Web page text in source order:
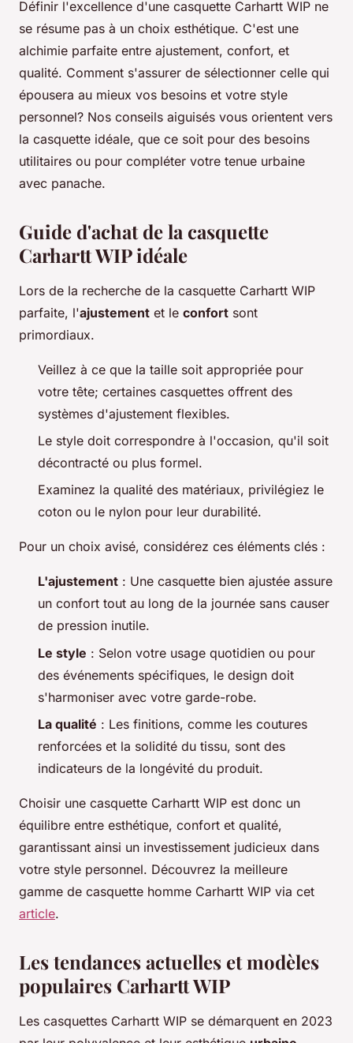
Définir l'excellence d'une casquette Carhartt WIP ne
se résume pas à un choix esthétique. C'est une
alchimie parfaite entre ajustement, confort, et
qualité. Comment s'assurer de sélectionner celle qui
épousera au mieux vos besoins et votre style
personnel? Nos conseils aiguisés vous orientent vers
la casquette idéale, que ce soit pour des besoins
utilitaires ou pour compléter votre tenue urbaine
avec panache.
Guide d'achat de la casquette
Carhartt WIP idéale
Lors de la recherche de la casquette Carhartt WIP
parfaite, l'ajustement et le confort sont
primordiaux.
Veillez à ce que la taille soit appropriée pour
votre tête; certaines casquettes offrent des
systèmes d'ajustement flexibles.
Le style doit correspondre à l'occasion, qu'il soit
décontracté ou plus formel.
Examinez la qualité des matériaux, privilégiez le
coton ou le nylon pour leur durabilité.
Pour un choix avisé, considérez ces éléments clés :
L'ajustement : Une casquette bien ajustée assure
un confort tout au long de la journée sans causer
de pression inutile.
Le style : Selon votre usage quotidien ou pour
des événements spécifiques, le design doit
s'harmoniser avec votre garde-robe.
La qualité : Les finitions, comme les coutures
renforcées et la solidité du tissu, sont des
indicateurs de la longévité du produit.
Choisir une casquette Carhartt WIP est donc un
équilibre entre esthétique, confort et qualité,
garantissant ainsi un investissement judicieux dans
votre style personnel. Découvrez la meilleure
gamme de casquette homme Carhartt WIP via cet
article.
Les tendances actuelles et modèles
populaires Carhartt WIP
Les casquettes Carhartt WIP se démarquent en 2023